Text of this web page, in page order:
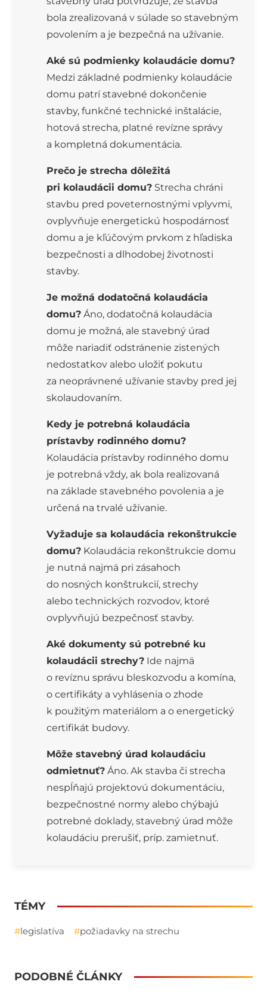
bola zrealizovaná v súlade so stavebným
povolením a je bezpečná na užívanie.
Aké sú podmienky kolaudácie domu?
Medzi základné podmienky kolaudácie
domu patrí stavebné dokončenie
stavby, funkčné technické inštalácie,
hotová strecha, platné revízne správy
a kompletná dokumentácia.
Prečo je strecha dôležitá
pri kolaudácii domu? Strecha chráni
stavbu pred poveternostnými vplyvmi,
ovplyvňuje energetickú hospodárnosť
domu a je kľúčovým prvkom z hľadiska
bezpečnosti a dlhodobej životnosti
stavby.
Je možná dodatočná kolaudácia
domu? Áno, dodatočná kolaudácia
domu je možná, ale stavebný úrad
môže nariadiť odstránenie zistených
nedostatkov alebo uložiť pokutu
za neoprávnené užívanie stavby pred jej
skolaudovaním.
Kedy je potrebná kolaudácia
prístavby rodinného domu?
Kolaudácia prístavby rodinného domu
je potrebná vždy, ak bola realizovaná
na základe stavebného povolenia a je
určená na trvalé užívanie.
Vyžaduje sa kolaudácia rekonštrukcie
domu? Kolaudácia rekonštrukcie domu
je nutná najmä pri zásahoch
do nosných konštrukcií, strechy
alebo technických rozvodov, ktoré
ovplyvňujú bezpečnosť stavby.
Aké dokumenty sú potrebné ku
kolaudácii strechy? Ide najmä
o revíznu správu bleskozvodu a komína,
o certifikáty a vyhlásenia o zhode
k použitým materiálom a o energetický
certifikát budovy.
Môže stavebný úrad kolaudáciu
odmietnuť? Áno. Ak stavba či strecha
nespĺňajú projektovú dokumentáciu,
bezpečnostné normy alebo chýbajú
potrebné doklady, stavebný úrad môže
kolaudáciu prerušiť, príp. zamietnuť.
TÉMY
legislatíva požiadavky na strechu
PODOBNÉ ČLÁNKY